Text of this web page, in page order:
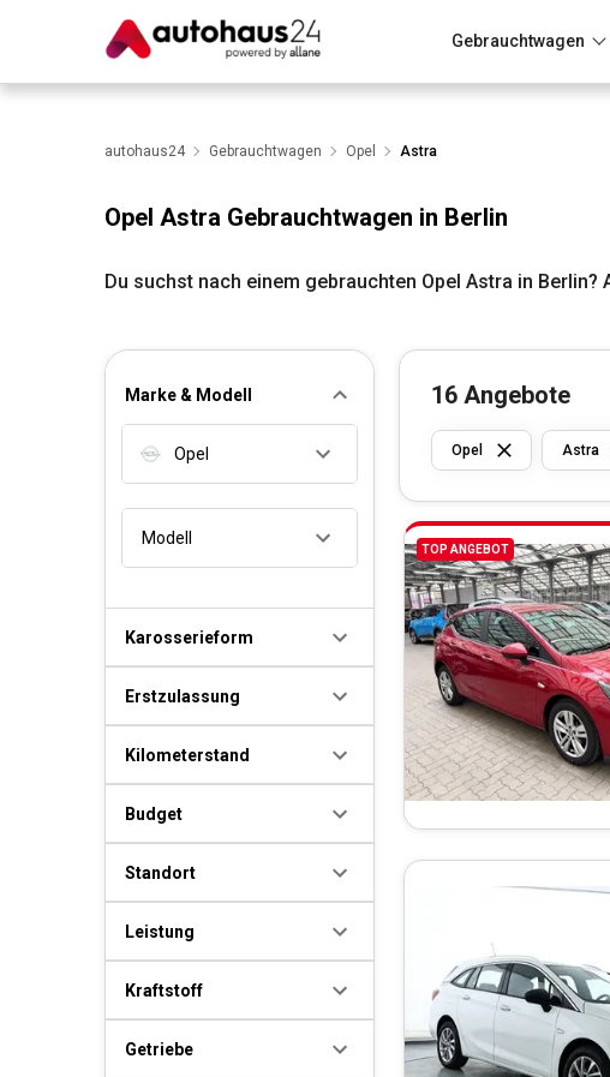
Gebrauchtwagen
Wir bewerten dein AutoRund um die Inzahlungnahme
autohaus24 Gebrauchtwagen Opel Astra
Opel Astra Gebrauchtwagen in Berlin
Du suchst nach einem gebrauchten Opel Astra in
Marke & Modell
Opel
Modell
Karosserieform
Erstzulassung
Kilometerstand
Budget
Standort
Leistung
Kraftstoff
Getriebe
16 Angebote
Opel Astra
TOP ANGEBOT